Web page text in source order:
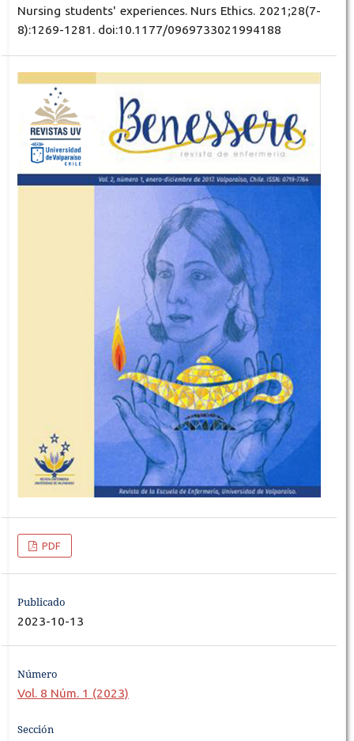
Nursing students' experiences. Nurs Ethics. 2021;28(7-
8):1269-1281. doi:10.1177/0969733021994188
PDF
Publicado
2023-10-13
Número
Vol. 8 Núm. 1 (2023)
Sección